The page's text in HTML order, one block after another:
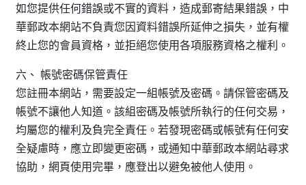
如您提供任何錯誤或不實的資料，造成郵寄結果錯誤，中
華郵政本網站不負責您因資料錯誤所延伸之損失，並有權
終止您的會員資格，並拒絕您使用各項服務資格之權利。
六、 帳號密碼保管責任
您註冊本網站，需要設定一組帳號及密碼。請保管密碼及
帳號不讓他人知道。該組密碼及帳號所執行的任何交易，
均屬您的權利及負完全責任。若發現密碼或帳號有任何安
全疑慮時，應立即變更密碼，或通知中華郵政本網站尋求
協助，網頁使用完畢，應登出以避免被他人使用。